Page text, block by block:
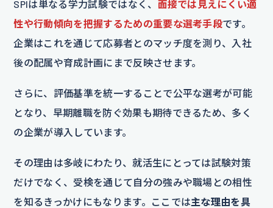
SPIは単なる学力試験ではなく、 面接では見えにくい適
性や行動傾向を把握するための重要な選考手段です。
企業はこれを通じて応募者とのマッチ度を測り、入社
後の配属や育成計画にまで反映させます。
さらに、評価基準を統一することで公平な選考が可能
となり、早期離職を防ぐ効果も期待できるため、多く
の企業が導入しています。
その理由は多岐にわたり、就活生にとっては試験対策
だけでなく、受検を通じて自分の強みや職場との相性
を知るきっかけにもなります。ここでは主な理由を具